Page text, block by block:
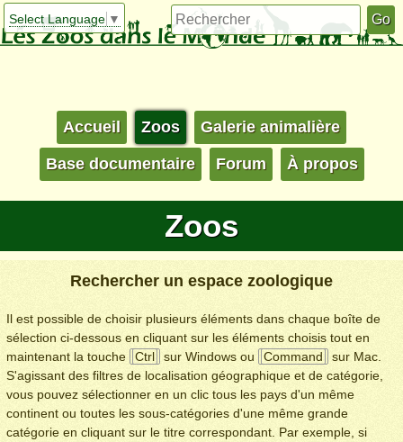
Select Language ▼
Accueil Zoos Galerie animalière
Base documentaire Forum À propos
Zoos
Rechercher un espace zoologique
Il est possible de choisir plusieurs éléments dans chaque boîte de
sélection ci-dessous en cliquant sur les éléments choisis tout en
maintenant la touche
Ctrl sur Windows ou Command
sur Mac.
S'agissant des filtres de localisation géographique et de catégorie,
vous pouvez sélectionner en un clic tous les pays d'un même
continent ou toutes les sous-catégories d'une même grande
catégorie en cliquant sur le titre correspondant. Par exemple, si